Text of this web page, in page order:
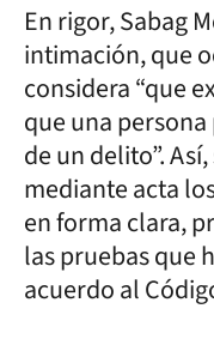
En rigor, Sabag
intimación, que
considera “que
que una
de un delito”.
mediante acta
en forma clara,
las pruebas que
acuerdo al